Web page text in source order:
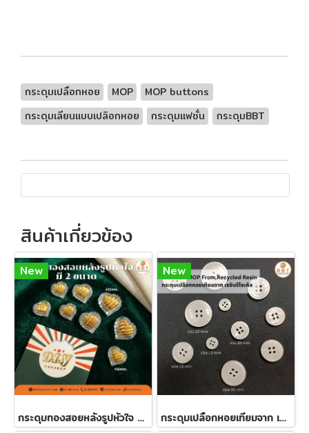
กระดุมเปลือกหอย MOP
MOP buttons
กระดุมเลียนแบบเปลิอกหอย
กระดุมแฟชั่น กระดุมBBT
สินค้าเกี่ยวข้อง
New
กระดุมทองสอยหลังรูปหัวใจ มี 2 ขนาด
New
กระดุมเปลือกหอยเทียมจาก เรซิ่นรีไซเคิล ขนาด 23 มิล.